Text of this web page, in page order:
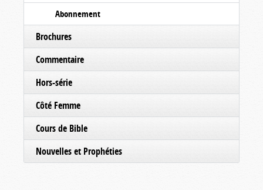
Abonnement
Brochures
Commentaire
Hors-série
Côté Femme
Cours de Bible
Nouvelles et Prophéties